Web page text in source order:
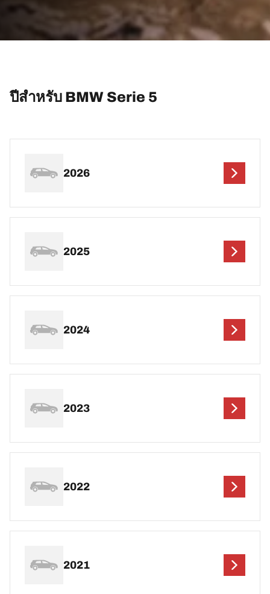
ปีสำหรับ BMW Serie 5
2026
2025
2024
2023
2022
2021